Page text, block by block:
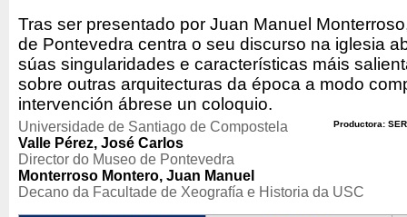
Tras ser presentado por Juan Manuel
de Pontevedra centra o seu discurso na iglesia
súas singularidades e características máis
sobre outras arquitecturas da época a modo
intervención ábrese un coloquio.
Productora:
Universidade de Santiago de Compostela
Valle Pérez, José Carlos
Director do Museo de Pontevedra
Monterroso Montero, Juan Manuel
Decano da Facultade de Xeografía e Historia da USC